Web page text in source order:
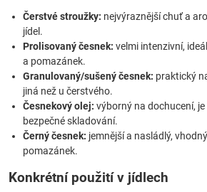
Čerstvé stroužky: nejvýraznější chuť a
jídel.
Prolisovaný česnek: velmi intenzivní,
a pomazánek.
Granulovaný/sušený česnek: praktický
jiná než u čerstvého.
Česnekový olej: výborný na dochucení,
bezpečné skladování.
Černý česnek: jemnější a nasládlý,
pomazánek.
Konkrétní použití v jídlech